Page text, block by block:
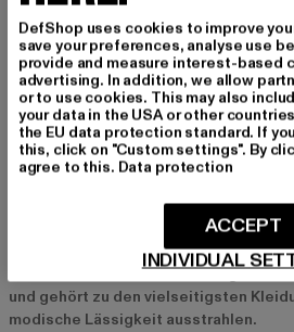
Grüne Hoodies: Der perfekte
Style
Grüne Hoodies sind der Inbegriff von
und dürfen in keiner Garderobe
Bequemlichkeit auf perfekte Weise
ob in kräftigem Smaragdgrün,
sanften Pastelltönen – ein grüner
Farbakzent für dein Outfit und bringt
Garderobe. Der Hoodie ist längst ein
und gehört zu den vielseitigsten
modische Lässigkeit ausstrahlen.
DefShop uses cookies to improve
save your preferences, analyse use
provide and measure interest-based
advertising. In addition, we allow
or to use cookies. This may also
your data in the USA or other
the EU data protection standard. If
this, click on "Custom settings". By
agree to this. Data protection
INDIVIDUAL
ACCEPT